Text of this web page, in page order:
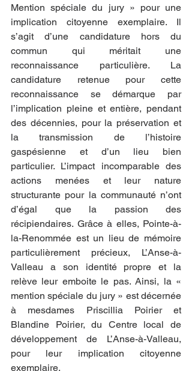
Mention spéciale du jury » pour une
implication citoyenne exemplaire. Il
s’agit d’une candidature hors du
commun qui méritait une
reconnaissance particulière. La
candidature retenue pour cette
reconnaissance se démarque par
l’implication pleine et entière, pendant
des décennies, pour la préservation et
la transmission de l’histoire
gaspésienne et d’un lieu bien
particulier. L’impact incomparable des
actions menées et leur nature
structurante pour la communauté n’ont
d’égal que la passion des
récipiendaires. Grâce à elles, Pointe-à-
la-Renommée est un lieu de mémoire
particulièrement précieux, L’Anse-à-
Valleau a son identité propre et la
relève leur emboite le pas. Ainsi, la «
mention spéciale du jury » est décernée
à mesdames Priscillia Poirier et
Blandine Poirier, du Centre local de
développement de L’Anse-à-Valleau,
pour leur implication citoyenne
exemplaire.